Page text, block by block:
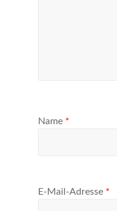
Name *
E-Mail-Adresse *